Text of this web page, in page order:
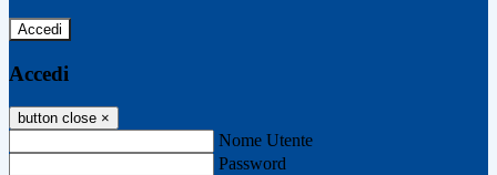
Accedi
Accedi
button close ×
Nome Utente
Password